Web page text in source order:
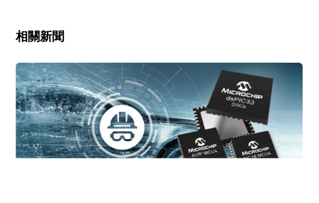
相關新聞